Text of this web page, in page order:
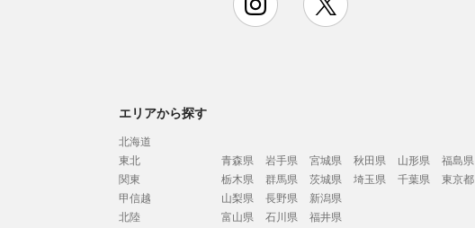
エリアから探す
北海道
東北
青森県 岩手県 宮城県 秋田県 山形県
福島県
関東
栃木県 群馬県 茨城県 埼玉県 千葉県 東京都
甲信越
山梨県 長野県
新潟県
北陸
富山県 石川県
福井県